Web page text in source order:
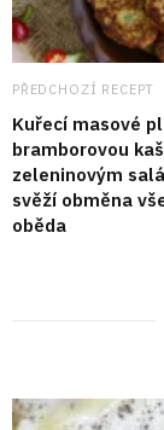
PŘEDCHOZÍ RECEPT
Kuřecí masové
bramborovou
zeleninovým
svěží obměna
oběda